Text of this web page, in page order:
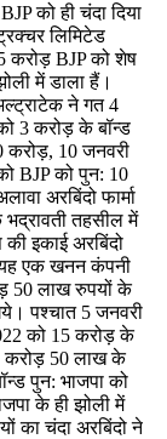
को ही चंदा दिया
लिमिटेड
BJP को शेष
में डाला हैं।
ने गत 4
3 करोड़ के बॉन्ड
करोड़, 10 जनवरी
BJP को पुन: 10
अरबिंदो फार्मा
तहसील में
इकाई अरबिंदो
यह एक खनन कंपनी
50 लाख रुपयों के
पश्चात 5 जनवरी
को 15 करोड़ के
करोड़ 50 लाख के
पुन: भाजपा को
के ही झोली में
का चंदा अरबिंदो ने